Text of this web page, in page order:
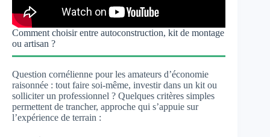
Comment choisir entre autoconstruction, kit de montage
ou artisan ?
Question cornélienne pour les amateurs d’économie
raisonnée : tout faire soi-même, investir dans un kit ou
solliciter un professionnel ? Quelques critères simples
permettent de trancher, approche qui s’appuie sur
l’expérience de terrain :